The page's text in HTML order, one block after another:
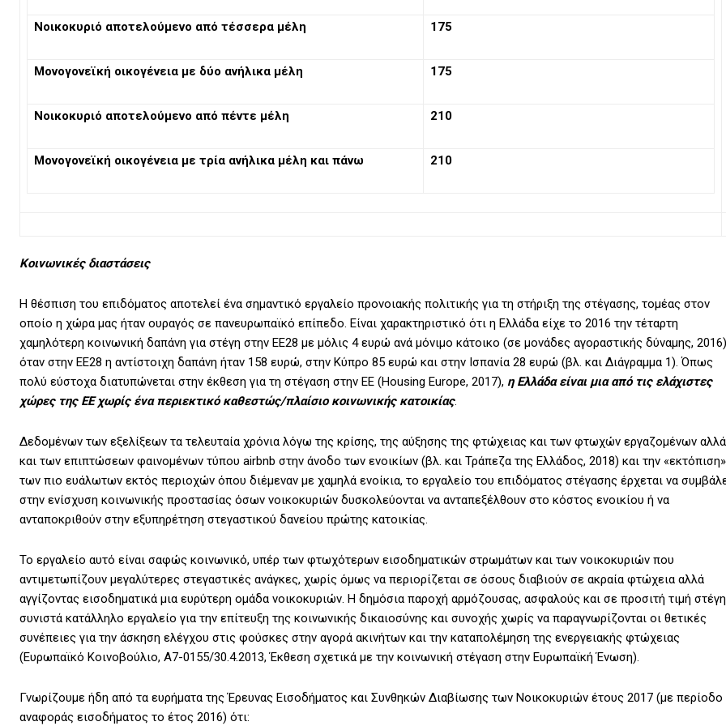
Νοικοκυριό αποτελούμενο από τέσσερα μέλη 175
Μονογονεϊκή οικογένεια με δύο ανήλικα μέλη 175
Νοικοκυριό αποτελούμενο από πέντε μέλη 210
Μονογονεϊκή οικογένεια με τρία ανήλικα μέλη και πάνω 210
Κοινωνικές διαστάσεις
Η θέσπιση του επιδόματος αποτελεί ένα σημαντικό εργαλείο προνοιακής πολιτικής για τη στήριξη της στέγασης, τομέας στον
οποίο η χώρα μας ήταν ουραγός σε πανευρωπαϊκό επίπεδο. Είναι χαρακτηριστικό ότι η Ελλάδα είχε το 2016 την τέταρτη
χαμηλότερη κοινωνική δαπάνη για στέγη στην ΕΕ28 με μόλις 4 ευρώ ανά μόνιμο κάτοικο (σε μονάδες αγοραστικής δύναμης, 2016)
όταν στην ΕΕ28 η αντίστοιχη δαπάνη ήταν 158 ευρώ, στην Κύπρο 85 ευρώ και στην Ισπανία 28 ευρώ (βλ. και Διάγραμμα 1). Όπως
πολύ εύστοχα διατυπώνεται στην έκθεση για τη στέγαση στην ΕΕ (Housing Europe, 2017), η Ελλάδα είναι μια από τις ελάχιστες
χώρες της ΕΕ χωρίς ένα περιεκτικό καθεστώς/πλαίσιο κοινωνικής κατοικίας.
Δεδομένων των εξελίξεων τα τελευταία χρόνια λόγω της κρίσης, της αύξησης της φτώχειας και των φτωχών εργαζομένων αλλά
και των επιπτώσεων φαινομένων τύπου airbnb στην άνοδο των ενοικίων (βλ. και Τράπεζα της Ελλάδος, 2018) και την «εκτόπιση»
των πιο ευάλωτων εκτός περιοχών όπου διέμεναν με χαμηλά ενοίκια, το εργαλείο του επιδόματος στέγασης έρχεται να
στην ενίσχυση κοινωνικής προστασίας όσων νοικοκυριών δυσκολεύονται να ανταπεξέλθουν στο κόστος ενοικίου ή να
ανταποκριθούν στην εξυπηρέτηση στεγαστικού δανείου πρώτης κατοικίας.
Το εργαλείο αυτό είναι σαφώς κοινωνικό, υπέρ των φτωχότερων εισοδηματικών στρωμάτων και των νοικοκυριών που
αντιμετωπίζουν μεγαλύτερες στεγαστικές ανάγκες, χωρίς όμως να περιορίζεται σε όσους διαβιούν σε ακραία φτώχεια αλλά
αγγίζοντας εισοδηματικά μια ευρύτερη ομάδα νοικοκυριών. Η δημόσια παροχή αρμόζουσας, ασφαλούς και σε προσιτή τιμή
συνιστά κατάλληλο εργαλείο για την επίτευξη της κοινωνικής δικαιοσύνης και συνοχής χωρίς να παραγνωρίζονται οι θετικές
συνέπειες για την άσκηση ελέγχου στις φούσκες στην αγορά ακινήτων και την καταπολέμηση της ενεργειακής φτώχειας
(Ευρωπαϊκό Κοινοβούλιο, Α7-0155/30.4.2013, Έκθεση σχετικά με την κοινωνική στέγαση στην Ευρωπαϊκή Ένωση).
Γνωρίζουμε ήδη από τα ευρήματα της Έρευνας Εισοδήματος και Συνθηκών Διαβίωσης των Νοικοκυριών έτους 2017 (με περίοδο
αναφοράς εισοδήματος το έτος 2016) ότι: